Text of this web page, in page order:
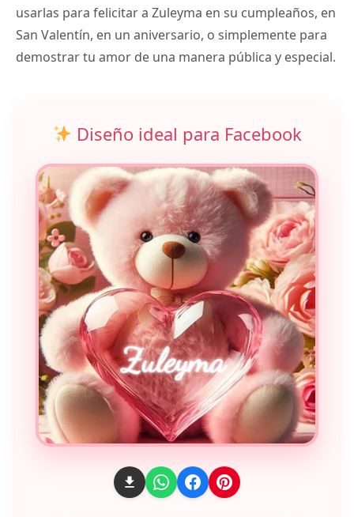
usarlas para felicitar a Zuleyma en su cumpleaños, en
San Valentín, en un aniversario, o simplemente para
demostrar tu amor de una manera pública y especial.
Diseño ideal para Facebook